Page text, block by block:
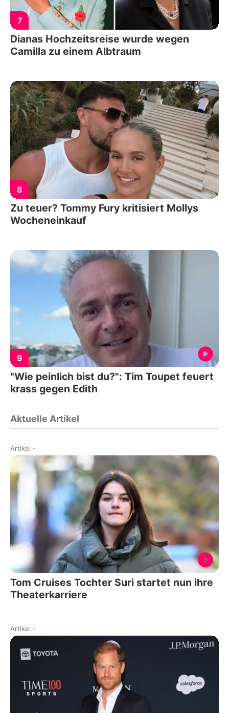
7
Dianas Hochzeitsreise wurde wegen
Camilla zu einem Albtraum
8
Zu teuer? Tommy Fury kritisiert Mollys
Wocheneinkauf
9
"Wie peinlich bist du?": Tim Toupet feuert
krass gegen Edith
Aktuelle Artikel
Artikel -
Tom Cruises Tochter Suri startet nun ihre
Theaterkarriere
Artikel -